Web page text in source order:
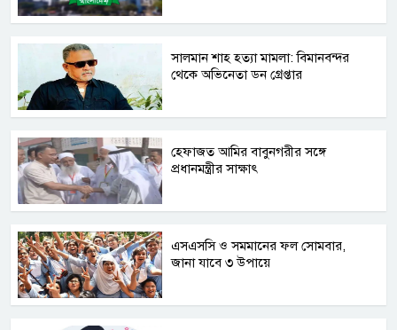
সালমান শাহ হত্যা মামলা: বিমানবন্দর
থেকে অভিনেতা ডন গ্রেপ্তার
হেফাজত আমির বাবুনগরীর সঙ্গে
প্রধানমন্ত্রীর সাক্ষাৎ
এসএসসি ও সমমানের ফল সোমবার,
জানা যাবে ৩ উপায়ে